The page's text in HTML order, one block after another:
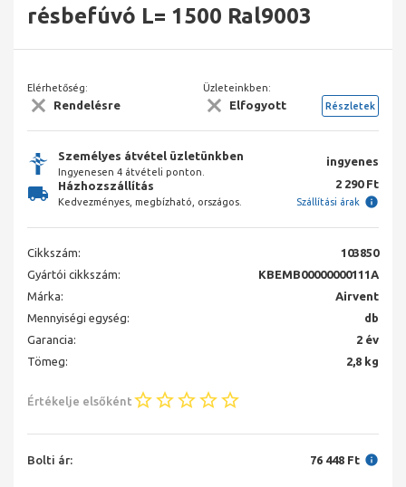
résbefúvó L= 1500 Ral9003
Elérhetőség:
Rendelésre
Üzleteinkben:
Elfogyott Részletek
Személyes átvétel üzletünkben
Ingyenesen 4 átvételi ponton.
ingyenes
Házhozszállítás
Kedvezményes, megbízható, országos.
2 290 Ft
Szállítási árak
Cikkszám:
103850
Gyártói cikkszám:
KBEMB00000000111A
Márka:
Airvent
Mennyiségi egység:
db
Garancia:
2 év
Tömeg:
2,8 kg
Értékelje elsőként
Bolti ár: 76 448 Ft